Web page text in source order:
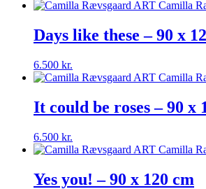
Days like these – 90 x
6.500 kr.
It could be roses – 90 x
6.500 kr.
Yes you! – 90 x 120 cm